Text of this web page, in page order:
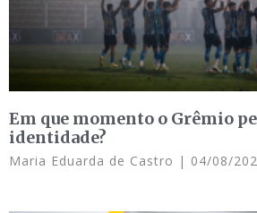
Em que momento o Grêmio
identidade?
Maria Eduarda de Castro 04/08/